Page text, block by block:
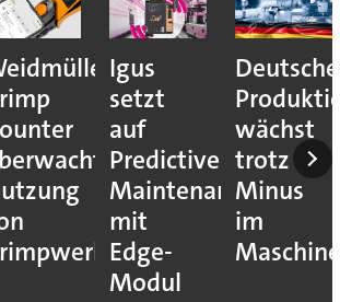
Igus
setzt
auf
Predictive
Maintenance
mit
Edge-
Modul
Deutsche
wächst
trotz
Minus
im